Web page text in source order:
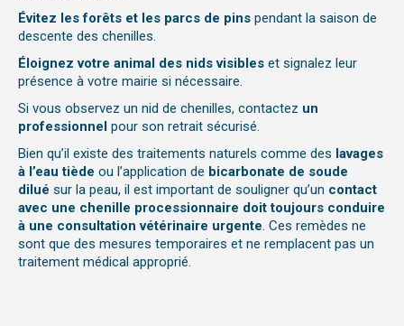
Évitez les forêts et les parcs de pins pendant la saison de
descente des chenilles.
Éloignez votre animal des nids visibles et signalez leur
présence à votre mairie si nécessaire.
Si vous observez un nid de chenilles, contactez un
professionnel pour son retrait sécurisé.
Bien qu’il existe des traitements naturels comme des lavages
à l’eau tiède ou l’application de bicarbonate de soude
dilué sur la peau, il est important de souligner qu’un contact
avec une chenille processionnaire doit toujours conduire
à une consultation vétérinaire urgente. Ces remèdes ne
sont que des mesures temporaires et ne remplacent pas un
traitement médical approprié.